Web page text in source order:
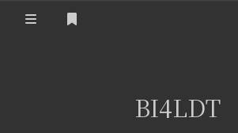
BI4LDT